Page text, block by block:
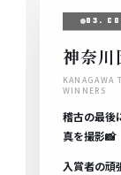
03.
神奈川
KANAGAWA
WINNERS
稽古の最後
真を撮影📸
入賞者の頑